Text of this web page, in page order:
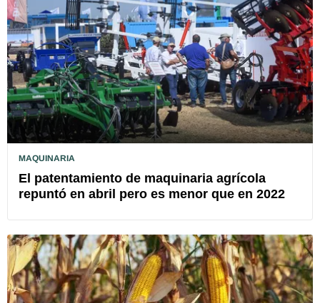
MAQUINARIA
El patentamiento de maquinaria agrícola
repuntó en abril pero es menor que en 2022